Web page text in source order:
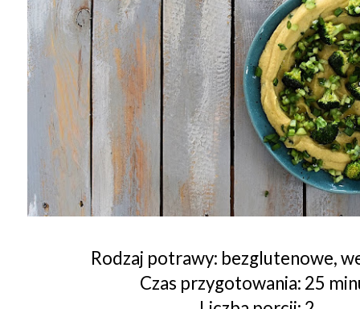
Czas przygotowania: 25